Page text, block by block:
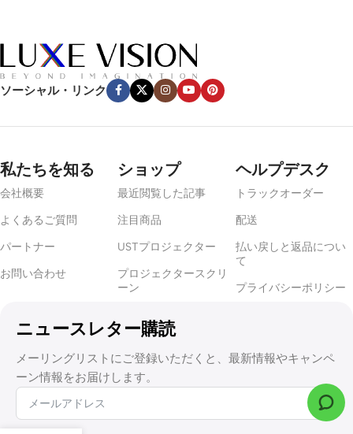
ソーシャル・リンク
私たちを知る
会社概要
よくあるご質問
パートナー
お問い合わせ
ショップ
最近閲覧した記事
注目商品
USTプロジェクター
プロジェクタースクリ
ーン
ヘルプデスク
トラックオーダー
配送
払い戻しと返品につい
て
プライバシーポリシー
ニュースレター購読
メーリングリストにご登録いただくと、最新情報やキャンペ
ーン情報をお届けします。